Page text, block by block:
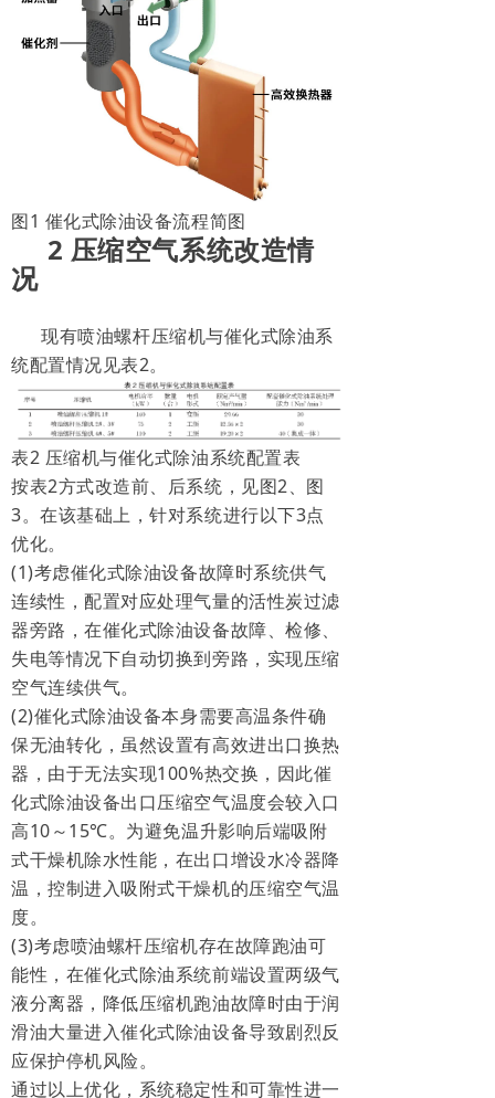
图1 催化式除油设备流程简图
2 压缩空气系统改造情
况
现有喷油螺杆压缩机与催化式除油系
统配置情况见表2。
表2 压缩机与催化式除油系统配置表
按表2方式改造前、后系统，见图2、图
3。在该基础上，针对系统进行以下3点
优化。
(1)考虑催化式除油设备故障时系统供气
连续性，配置对应处理气量的活性炭过滤
器旁路，在催化式除油设备故障、检修、
失电等情况下自动切换到旁路，实现压缩
空气连续供气。
(2)催化式除油设备本身需要高温条件确
保无油转化，虽然设置有高效进出口换热
器，由于无法实现100%热交换，因此催
化式除油设备出口压缩空气温度会较入口
高10～15℃。为避免温升影响后端吸附
式干燥机除水性能，在出口增设水冷器降
温，控制进入吸附式干燥机的压缩空气温
度。
(3)考虑喷油螺杆压缩机存在故障跑油可
能性，在催化式除油系统前端设置两级气
液分离器，降低压缩机跑油故障时由于润
滑油大量进入催化式除油设备导致剧烈反
应保护停机风险。
通过以上优化，系统稳定性和可靠性进一